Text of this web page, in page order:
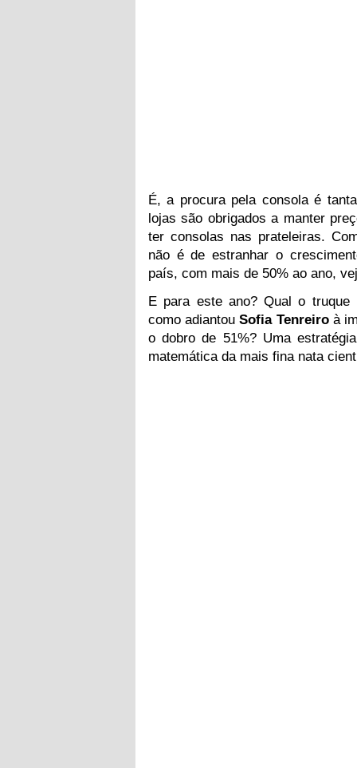
É, a procura pela consola é
lojas são obrigados a manter
ter consolas nas prateleiras.
não é de estranhar o
país, com mais de 50% ao ano,
E para este ano? Qual o truque
como adiantouSofia Tenreiroà
o dobro de 51%? Uma
matemática da mais fina nata